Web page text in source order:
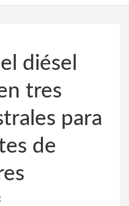
diésel
tres
para
de